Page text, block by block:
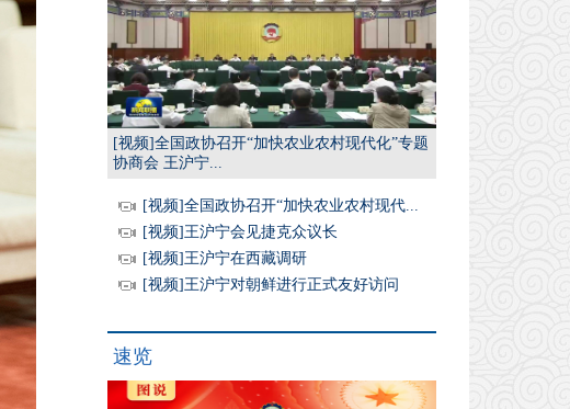
[视频]全国政协召开“加快农业农村现代化”专题
协商会 王沪宁...
[视频]全国政协召开“加快农业农村现代...
[视频]王沪宁会见捷克众议长
[视频]王沪宁在西藏调研
[视频]王沪宁对朝鲜进行正式友好访问
速览